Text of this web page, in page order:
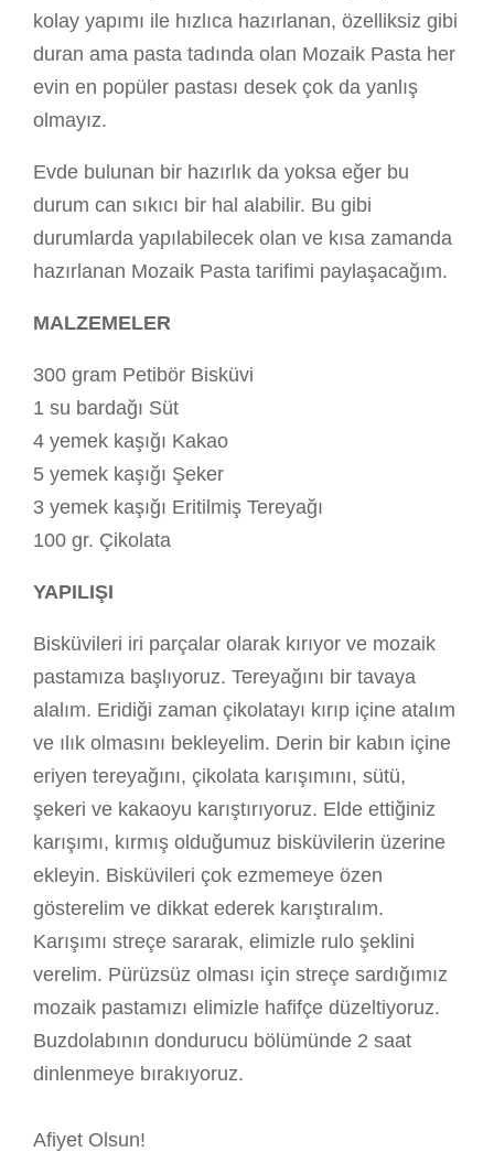
kolay yapımı ile hızlıca hazırlanan, özelliksiz gibi
duran ama pasta tadında olan Mozaik Pasta her
evin en popüler pastası desek çok da yanlış
olmayız.
Evde bulunan bir hazırlık da yoksa eğer bu
durum can sıkıcı bir hal alabilir. Bu gibi
durumlarda yapılabilecek olan ve kısa zamanda
hazırlanan Mozaik Pasta tarifimi paylaşacağım.
MALZEMELER
300 gram Petibör Bisküvi
1 su bardağı Süt
4 yemek kaşığı Kakao
5 yemek kaşığı Şeker
3 yemek kaşığı Eritilmiş Tereyağı
100 gr. Çikolata
YAPILIŞI
Bisküvileri iri parçalar olarak kırıyor ve mozaik
pastamıza başlıyoruz. Tereyağını bir tavaya
alalım. Eridiği zaman çikolatayı kırıp içine atalım
ve ılık olmasını bekleyelim. Derin bir kabın içine
eriyen tereyağını, çikolata karışımını, sütü,
şekeri ve kakaoyu karıştırıyoruz. Elde ettiğiniz
karışımı, kırmış olduğumuz bisküvilerin üzerine
ekleyin. Bisküvileri çok ezmemeye özen
gösterelim ve dikkat ederek karıştıralım.
Karışımı streçe sararak, elimizle rulo şeklini
verelim. Pürüzsüz olması için streçe sardığımız
mozaik pastamızı elimizle hafifçe düzeltiyoruz.
Buzdolabının dondurucu bölümünde 2 saat
dinlenmeye bırakıyoruz.
Afiyet Olsun!